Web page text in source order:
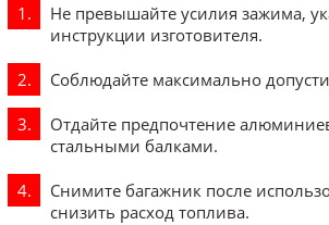
Не превышайте усилия зажима,
инструкции изготовителя.
Соблюдайте максимально
Отдайте предпочтение
стальными балками.
Снимите багажник после
снизить расход топлива.